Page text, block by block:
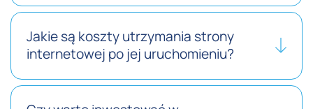
Jakie są koszty utrzymania strony
internetowej po jej uruchomieniu?